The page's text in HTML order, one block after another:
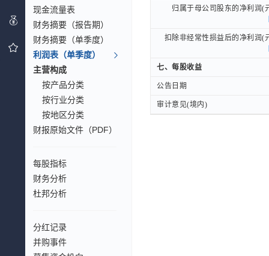
现金流量表
财务摘要（报告期）
财务摘要（单季度）
利润表（单季度）
主营构成
按产品分类
按行业分类
按地区分类
财报原始文件（PDF）
每股指标
财务分析
杜邦分析
分红记录
并购事件
归属于母公司股东的净利润(
扣除非经常性损益后的净利润(
七、每股收益
公告日期
审计意见(境内)
归属于母公司股东的净利润(
扣除非经常性损益后的净利润(
七、每股收益
公告日期
审计意见(境内)